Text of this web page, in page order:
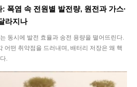
폭염 속 전원별 발전량, 원전과 가스·
라지나
동시에 발전 효율과 송전 용량을 떨어뜨린다.
어떤 취약점을 드러내며, 배터리 저장은 왜 핵
.